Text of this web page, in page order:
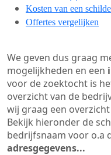
Kosten van een
Offertes vergelijken
We geven dus graag
mogelijkheden en een
voor de zoektocht is
overzicht van de
wij graag een
Bekijk hieronder de
bedrijfsnaam voor o.a
adresgegevens...